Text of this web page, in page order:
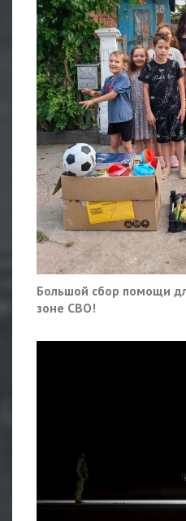
Большой сбор помощи
зоне СВО!